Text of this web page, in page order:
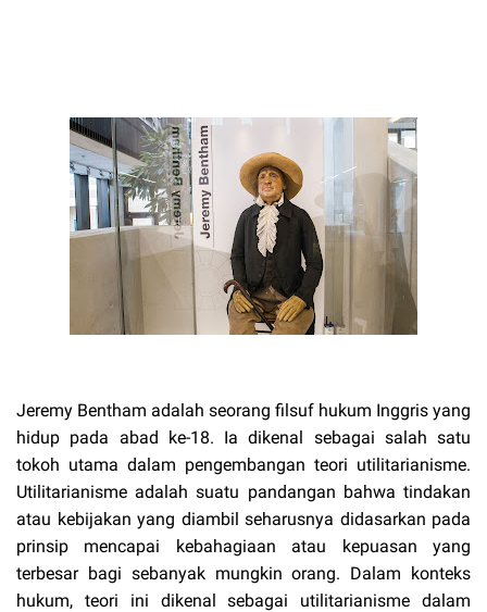
Jeremy Bentham adalah seorang filsuf hukum Inggris yang
hidup pada abad ke-18. Ia dikenal sebagai salah satu
tokoh utama dalam pengembangan teori utilitarianisme.
Utilitarianisme adalah suatu pandangan bahwa tindakan
atau kebijakan yang diambil seharusnya didasarkan pada
prinsip mencapai kebahagiaan atau kepuasan yang
terbesar bagi sebanyak mungkin orang. Dalam konteks
hukum, teori ini dikenal sebagai utilitarianisme dalam